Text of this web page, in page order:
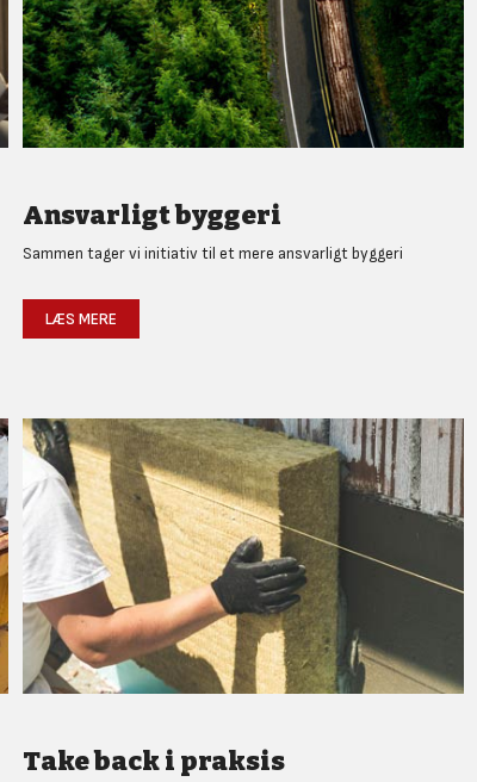
Ansvarligt byggeri
Sammen tager vi initiativ til et mere ansvarligt byggeri
LÆS MERE
Take back i praksis